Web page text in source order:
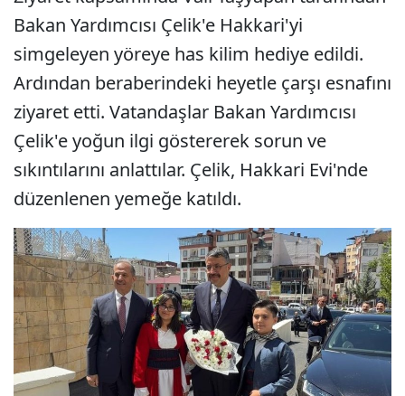
Bakan Yardımcısı Çelik'e Hakkari'yi
simgeleyen yöreye has kilim hediye edildi.
Ardından beraberindeki heyetle çarşı esnafını
ziyaret etti. Vatandaşlar Bakan Yardımcısı
Çelik'e yoğun ilgi göstererek sorun ve
sıkıntılarını anlattılar. Çelik, Hakkari Evi'nde
düzenlenen yemeğe katıldı.